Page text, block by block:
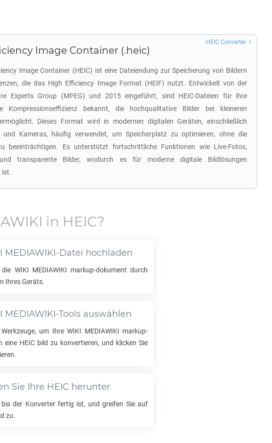
Image Container (.heic)
Image Container (HEIC) ist eine Dateiendung zur Speicherung von Bildern
die das High Efficiency Image Format (HEIF) nutzt. Entwickelt von der
Experts Group (MPEG) und 2015 eingeführt, sind HEIC-Dateien für ihre
Kompressionseffizienz bekannt, die hochqualitative Bilder bei kleineren
Dieses Format wird in modernen digitalen Geräten, einschließlich
und Kameras, häufig verwendet, um Speicherplatz zu optimieren, ohne die
beeinträchtigen. Es unterstützt fortschrittliche Funktionen wie Live-Fotos,
und transparente Bilder, wodurch es für moderne digitale Bildlösungen
ist.
HEIC Converter
in HEIC?
MEDIAWIKI-Datei hochladen
die WIKI MEDIAWIKI markup-dokument durch
Ihres Geräts.
MEDIAWIKI-Tools auswählen
Werkzeuge, um IhreWIKI MEDIAWIKI markup-
eine HEIC bild zu konvertieren, und klicken Sie
Sie Ihre HEIC herunter
bis der Konverter fertig ist, und greifen Sie auf
zu.